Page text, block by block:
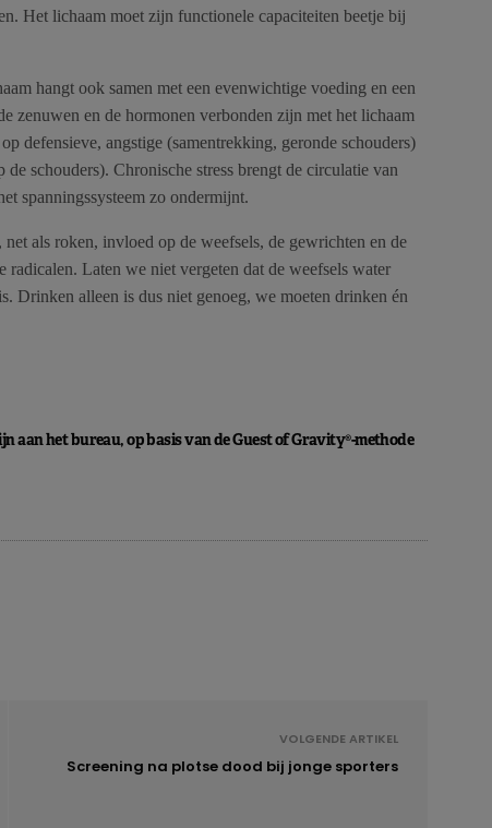
Het lichaam moet zijn functionele capaciteiten beetje bij
hangt ook samen met een evenwichtige voeding en een
zenuwen en de hormonen verbonden zijn met het lichaam
defensieve, angstige (samentrekking, geronde schouders)
schouders). Chronische stress brengt de circulatie van
spanningssysteem zo ondermijnt.
als roken, invloed op de weefsels, de gewrichten en de
Laten we niet vergeten dat de weefsels water
Drinken alleen is dus niet genoeg, we moeten drinken én
aan het bureau, op basis van de Guest of Gravity®-methode
VOLGENDE ARTIKEL
Screening na plotse dood bij jonge sporters